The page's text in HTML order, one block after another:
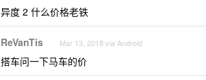
异度 2 什么价格老铁
ReVanTis Mar 13, 2018 via Android
搭车问一下马车的价